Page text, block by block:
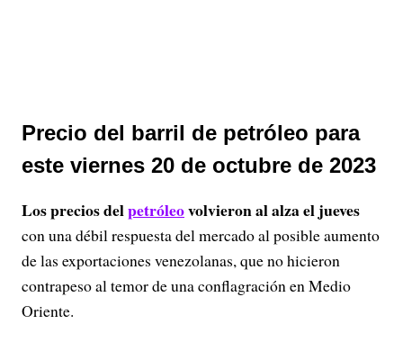
Precio del barril de petróleo para
este viernes 20 de octubre de 2023
Los precios delpetróleovolvieron al alza el jueves
con una débil respuesta del mercado al posible aumento
de las exportaciones venezolanas, que no hicieron
contrapeso al temor de una conflagración en Medio
Oriente.